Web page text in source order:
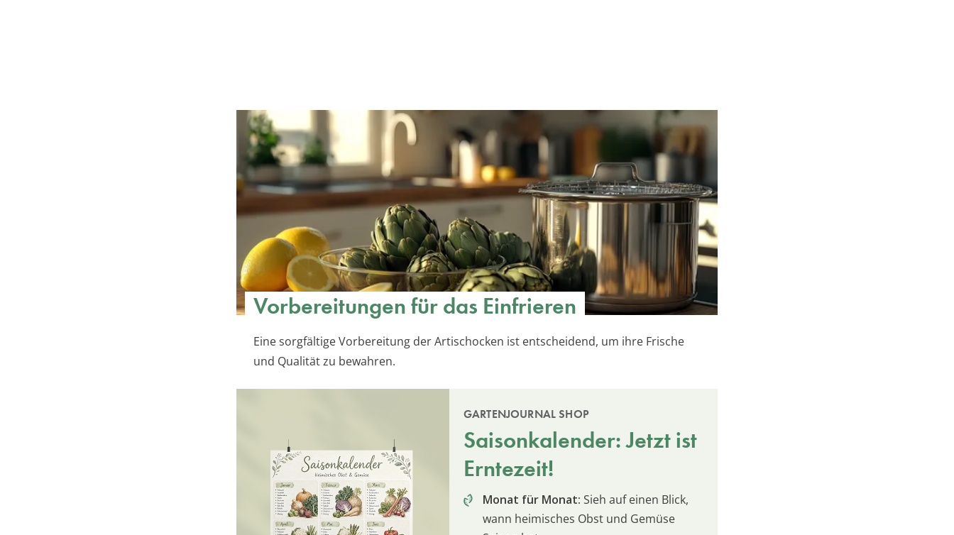
Vorbereitungen für das Einfrieren
Eine sorgfältige Vorbereitung der Artischocken ist entscheidend, um ihre Frische
und Qualität zu bewahren.
GARTENJOURNAL SHOP
Saisonkalender: Jetzt ist
Erntezeit!
Monat für Monat: Sieh auf einen Blick,
wann heimisches Obst und Gemüse